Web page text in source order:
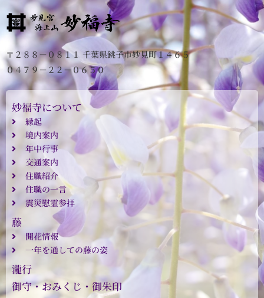
〒２８８－０８１１ 千葉県銚子市妙見町１４６５
０４７９－２２－０６５０
妙福寺について
縁起
境内案内
年中行事
交通案内
住職紹介
住職の一言
震災慰霊参拝
藤
開花情報
一年を通しての藤の姿
瀧行
御守・おみくじ・御朱印